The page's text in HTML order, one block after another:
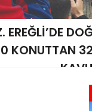
EREĞLİ’DE
KONUTTAN